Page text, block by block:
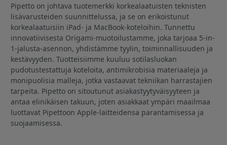
Pipetto on johtava tuotemerkki korkealaatuisten teknisten
lisävarusteiden suunnittelussa, ja se on erikoistunut
korkealaatuisiin iPad- ja MacBook-koteloihin. Tunnettu
innovatiivisesta Origami-muotoilustamme, joka tarjoaa 5-in-
1-jalusta-asennon, yhdistämme tyylin, toiminnallisuuden ja
kestävyyden. Tuotteisiimme kuuluu sotilasluokan
pudotustestattuja koteloita, antimikrobisia materiaaleja ja
monipuolisia malleja, jotka vastaavat tekniikan harrastajien
tarpeita. Pipetto on sitoutunut asiakastyytyväisyyteen ja
antaa elinikäisen takuun, joten asiakkaat ympäri maailmaa
luottavat Pipettoon Apple-laitteidensa parantamisessa ja
suojaamisessa.